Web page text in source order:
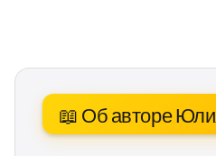
📖 Об авторе